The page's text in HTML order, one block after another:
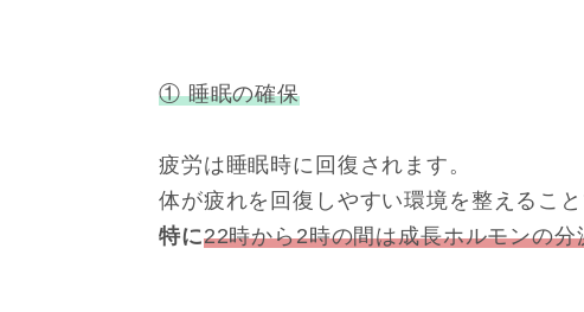
① 睡眠の確保
疲労は睡眠時に回復されます。
体が疲れを回復しやすい環境を整えるこ
特に22時から2時の間は成長ホルモンの分